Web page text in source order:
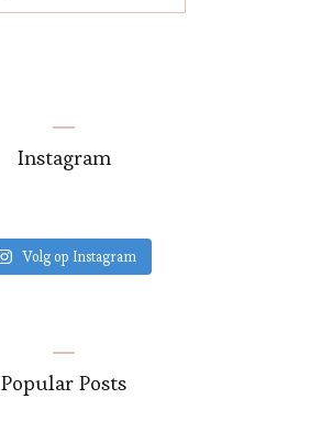
Instagram
Volg op Instagram
Popular Posts